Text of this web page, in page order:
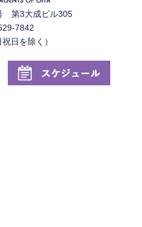
第3大成ビル305
7842
日を除く）